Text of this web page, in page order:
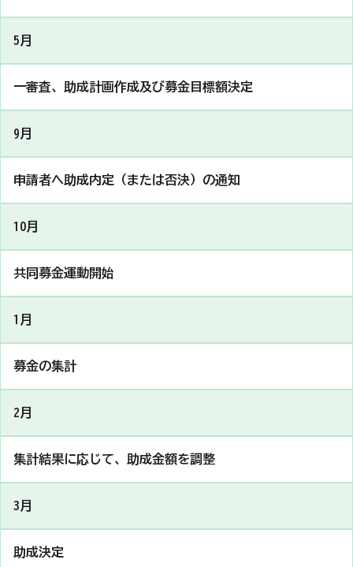
5月
一審査、助成計画作成及び募金目標額決定
9月
申請者へ助成内定（または否決）の通知
10月
共同募金運動開始
1月
募金の集計
2月
集計結果に応じて、助成金額を調整
3月
助成決定